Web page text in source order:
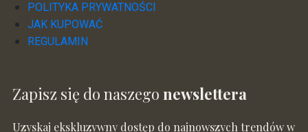
POLITYKA PRYWATNOŚCI
JAK KUPOWAĆ
REGULAMIN
Zapisz się do naszego newslettera
Uzyskaj ekskluzywny dostęp do najnowszych trendów w